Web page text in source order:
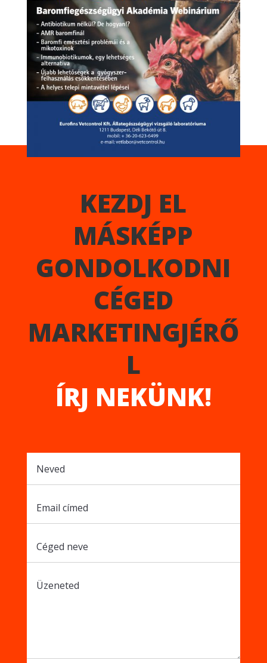
KEZDJ EL
MÁSKÉPP
GONDOLKODNI
CÉGED
MARKETINGJÉRŐ
L
ÍRJ NEKÜNK!